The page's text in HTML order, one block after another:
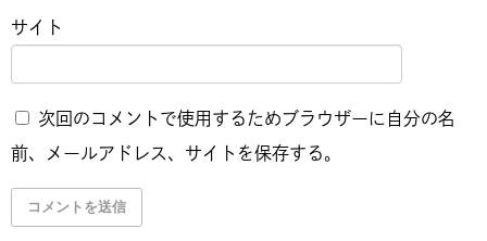
サイト
次回のコメントで使用するためブラウザーに自分の名
前、メールアドレス、サイトを保存する。